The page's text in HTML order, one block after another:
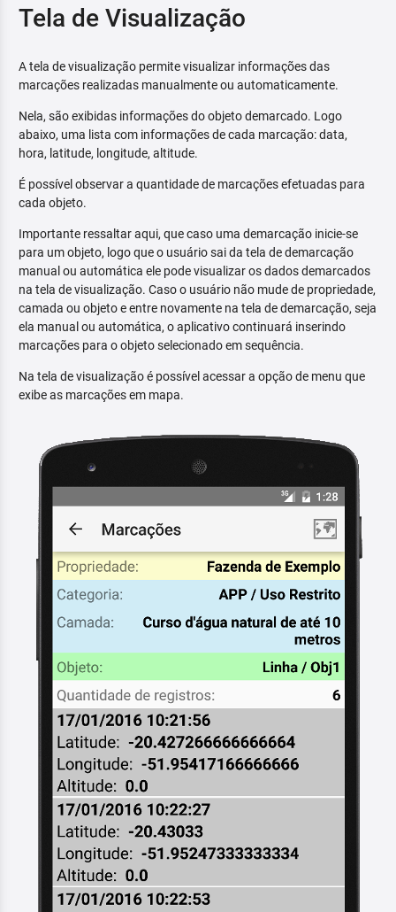
Tela de Visualização
A tela de visualização permite visualizar informações das
marcações realizadas manualmente ou automaticamente.
Nela, são exibidas informações do objeto demarcado. Logo
abaixo, uma lista com informações de cada marcação: data,
hora, latitude, longitude, altitude.
É possível observar a quantidade de marcações efetuadas para
cada objeto.
Importante ressaltar aqui, que caso uma demarcação inicie-se
para um objeto, logo que o usuário sai da tela de demarcação
manual ou automática ele pode visualizar os dados demarcados
na tela de visualização. Caso o usuário não mude de propriedade,
camada ou objeto e entre novamente na tela de demarcação, seja
ela manual ou automática, o aplicativo continuará inserindo
marcações para o objeto selecionado em sequência.
Na tela de visualização é possível acessar a opção de menu que
exibe as marcações em mapa.